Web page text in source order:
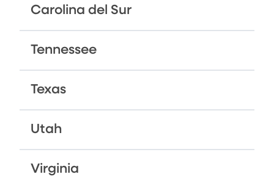
Carolina del Sur
Tennessee
Texas
Utah
Virginia